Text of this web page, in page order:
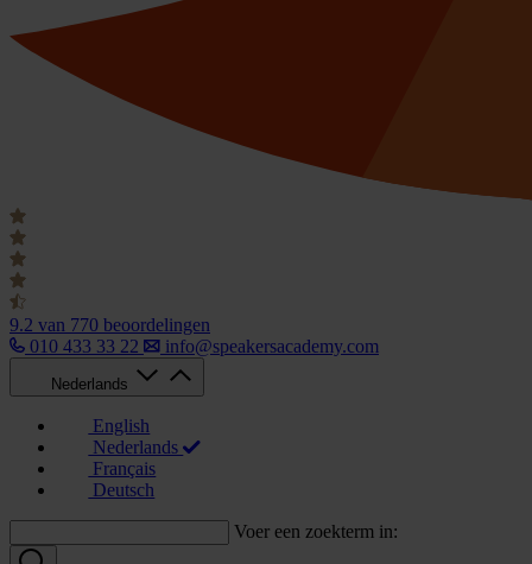
9.2 van 770 beoordelingen
010 433 33 22
info@speakersacademy.com
Nederlands
English
Nederlands
Français
Deutsch
Voer een zoekterm in: